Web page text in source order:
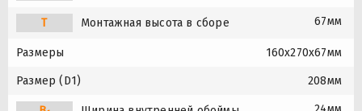
T Монтажная высота в сборе 67мм
Размеры 160x270x67мм
Размер (D1) 208мм